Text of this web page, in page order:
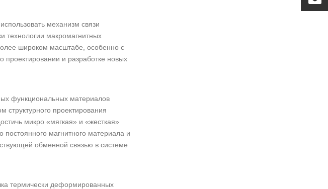
механизм связи
технологии макромагнитных
широком масштабе, особенно с
и разработке новых
функциональных материалов
структурного проектирования
микро «мягкая» и «жесткая»
магнитного материала и
обменной связью в системе
термически деформированных